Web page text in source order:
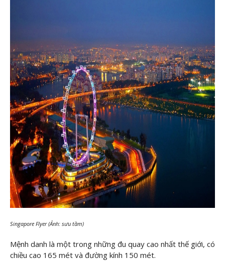
Singapore Flyer (Ảnh: sưu tầm)
Mệnh danh là một trong những đu quay cao nhất thế giới, có
chiều cao 165 mét và đường kính 150 mét.